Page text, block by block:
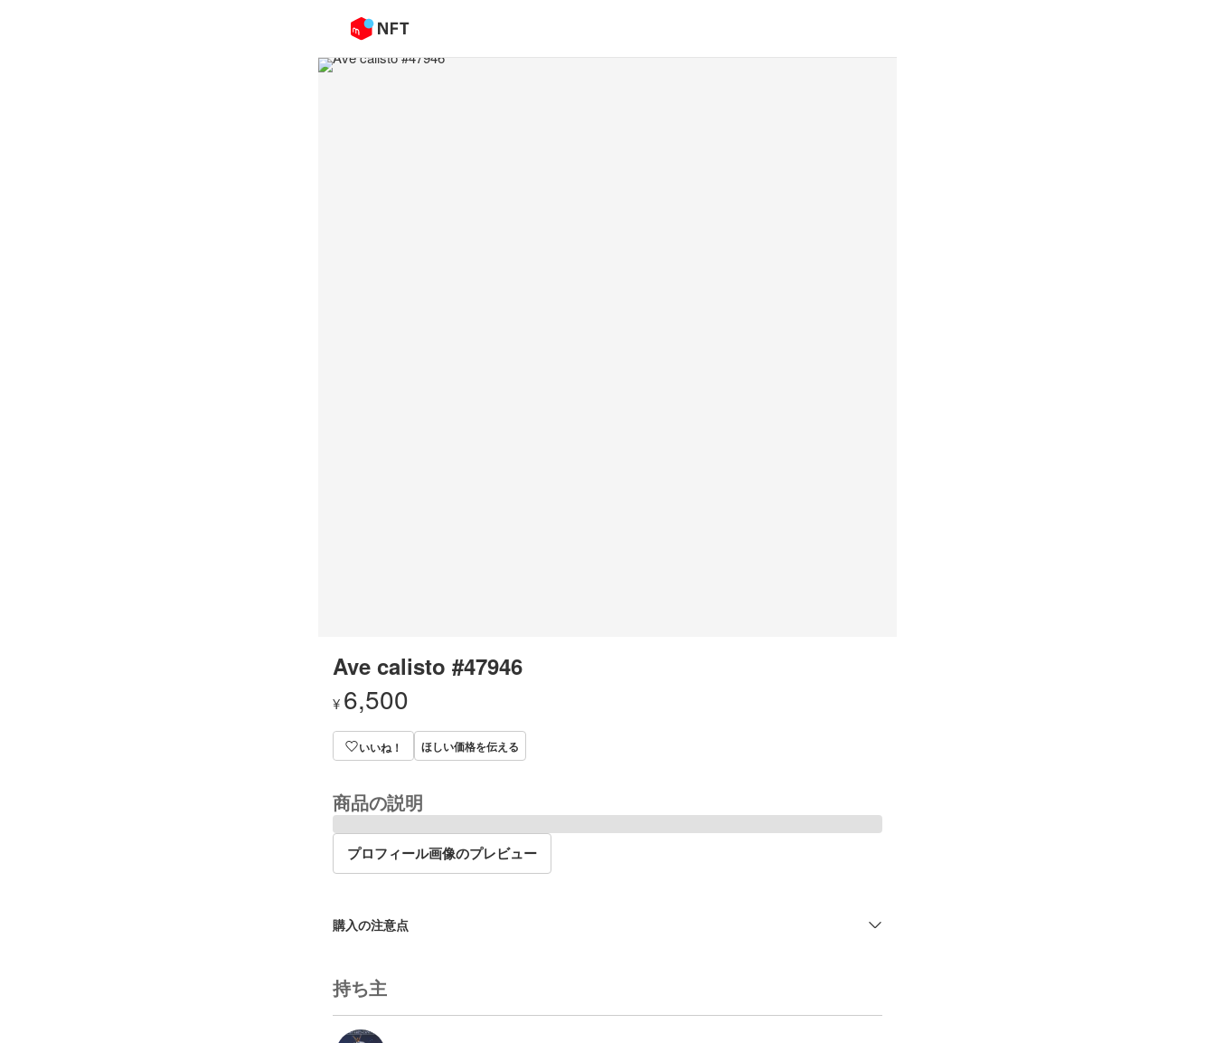
Ave calisto #47946
¥ 6,500
いいね！ ほしい価格を伝える
商品の説明
プロフィール画像のプレビュー
購入の注意点
持ち主